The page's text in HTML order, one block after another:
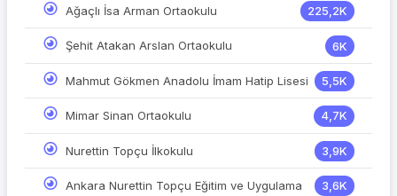
Ağaçlı İsa Arman Ortaokulu 225,2K
Şehit Atakan Arslan Ortaokulu 6K
Mahmut Gökmen Anadolu İmam Hatip Lisesi 5,5K
Mimar Sinan Ortaokulu 4,7K
Nurettin Topçu İlkokulu 3,9K
Ankara Nurettin Topçu Eğitim ve Uygulama
3,6K